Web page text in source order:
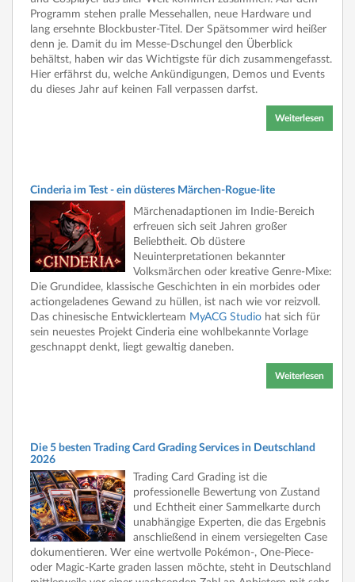
Programm stehen pralle Messehallen, neue Hardware und
lang ersehnte Blockbuster-Titel. Der Spätsommer wird heißer
denn je. Damit du im Messe-Dschungel den Überblick
behältst, haben wir das Wichtigste für dich zusammengefasst.
Hier erfährst du, welche Ankündigungen, Demos und Events
du dieses Jahr auf keinen Fall verpassen darfst.
Weiterlesen
Cinderia im Test - ein düsteres Märchen-Rogue-lite
Märchenadaptionen im Indie-Bereich
erfreuen sich seit Jahren großer
Beliebtheit. Ob düstere
Neuinterpretationen bekannter
Volksmärchen oder kreative Genre-Mixe:
Die Grundidee, klassische Geschichten in ein morbides oder
actiongeladenes Gewand zu hüllen, ist nach wie vor reizvoll.
Das chinesische Entwicklerteam MyACG Studio hat sich für
sein neuestes Projekt Cinderia eine wohlbekannte Vorlage
geschnappt denkt, liegt gewaltig daneben.
Weiterlesen
Die 5 besten Trading Card Grading Services in Deutschland
2026
Trading Card Grading ist die
professionelle Bewertung von Zustand
und Echtheit einer Sammelkarte durch
unabhängige Experten, die das Ergebnis
anschließend in einem versiegelten Case
dokumentieren. Wer eine wertvolle Pokémon-, One-Piece-
oder Magic-Karte graden lassen möchte, steht in Deutschland